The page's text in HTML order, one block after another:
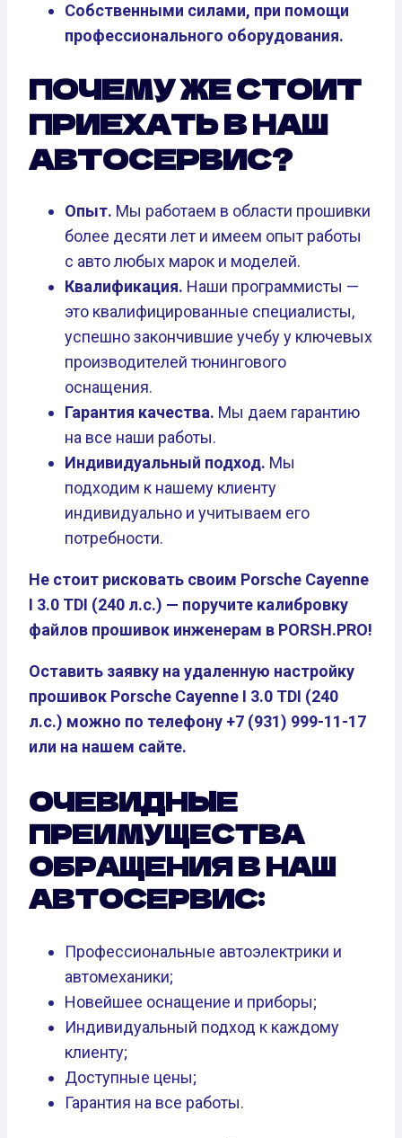
Собственными силами, при помощи
профессионального оборудования.
ПОЧЕМУ ЖЕ СТОИТ
ПРИЕХАТЬ В НАШ
АВТОСЕРВИС?
Опыт. Мы работаем в области прошивки
более десяти лет и имеем опыт работы
с авто любых марок и моделей.
Квалификация. Наши программисты —
это квалифицированные специалисты,
успешно закончившие учебу у ключевых
производителей тюнингового
оснащения.
Гарантия качества. Мы даем гарантию
на все наши работы.
Индивидуальный подход. Мы
подходим к нашему клиенту
индивидуально и учитываем его
потребности.
Не стоит рисковать своим Porsche Cayenne
I 3.0 TDI (240 л.с.) — поручите калибровку
файлов прошивок инженерам в PORSH.PRO!
Оставить заявку на удаленную настройку
прошивок Porsche Cayenne I 3.0 TDI (240
л.с.) можно по телефону +7 (931) 999-11-17
или на нашем сайте.
ОЧЕВИДНЫЕ
ПРЕИМУЩЕСТВА
ОБРАЩЕНИЯ В НАШ
АВТОСЕРВИС:
Профессиональные автоэлектрики и
автомеханики;
Новейшее оснащение и приборы;
Индивидуальный подход к каждому
клиенту;
Доступные цены;
Гарантия на все работы.